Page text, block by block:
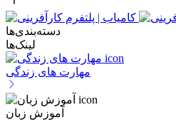
دسته‌بندی‌ها
لینک‌ها
مهارت های زندگی
آموزش زبان